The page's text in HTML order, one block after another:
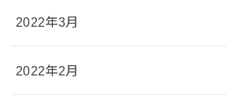
2022年3月
2022年2月